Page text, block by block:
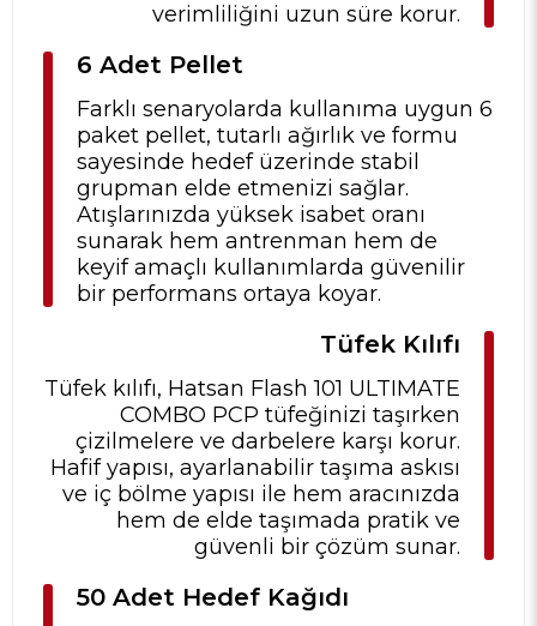
verimliliğini uzun süre korur.
6 Adet Pellet
Farklı senaryolarda kullanıma uygun 6
paket pellet, tutarlı ağırlık ve formu
sayesinde hedef üzerinde stabil
grupman elde etmenizi sağlar.
Atışlarınızda yüksek isabet oranı
sunarak hem antrenman hem de
keyif amaçlı kullanımlarda güvenilir
bir performans ortaya koyar.
Tüfek Kılıfı
Tüfek kılıfı, Hatsan Flash 101 ULTIMATE
COMBO PCP tüfeğinizi taşırken
çizilmelere ve darbelere karşı korur.
Hafif yapısı, ayarlanabilir taşıma askısı
ve iç bölme yapısı ile hem aracınızda
hem de elde taşımada pratik ve
güvenli bir çözüm sunar.
50 Adet Hedef Kağıdı